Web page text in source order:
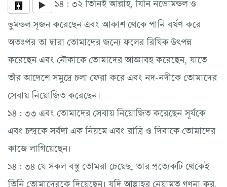
১৪ : ৩২ তিনিই আল্লাহ, যিনি নভোমন্ডল ও
ভুমন্ডল সৃজন করেছেন এবং আকাশ থেকে পানি বর্ষণ করে
অতঃপর তা দ্বারা তোমাদের জন্যে ফলের রিযিক উৎপন্ন
করেছেন এবং নৌকাকে তোমাদের আজ্ঞাবহ করেছেন, যাতে
তাঁর আদেশে সমুদ্রে চলা ফেরা করে এবং নদ-নদীকে তোমাদের
সেবায় নিয়োজিত করেছেন।
১৪ : ৩৩ এবং তোমাদের সেবায় নিয়োজিত করেছেন সূর্যকে
এবং চন্দ্রকে সর্বদা এক নিয়মে এবং রাত্রি ও দিবাকে তোমাদের
কাজে লাগিয়েছেন।
১৪ : ৩৪ যে সকল বস্তু তোমরা চেয়েছ, তার প্রত্যেকটি থেকেই
তিনি তোমাদেরকে দিয়েছেন। যদি আল্লাহর নেয়ামত গণনা কর,